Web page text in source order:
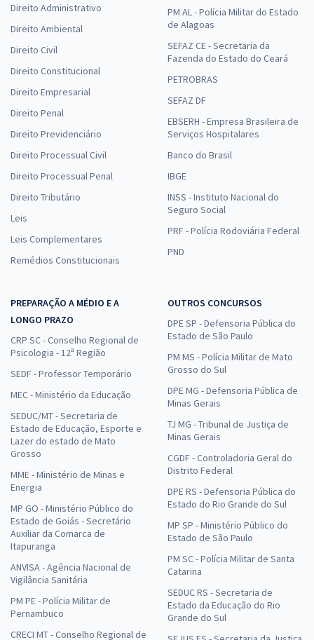
Direito Administrativo
Direito Ambiental
Direito Civil
Direito Constitucional
Direito Empresarial
Direito Penal
Direito Previdenciário
Direito Processual Civil
Direito Processual Penal
Direito Tributário
Leis
Leis Complementares
Remédios Constitucionais
PM AL - Polícia Militar do Estado
de Alagoas
SEFAZ CE - Secretaria da
Fazenda do Estado do Ceará
PETROBRAS
SEFAZ DF
EBSERH - Empresa Brasileira de
Serviços Hospitalares
Banco do Brasil
IBGE
INSS - Instituto Nacional do
Seguro Social
PRF - Polícia Rodoviária Federal
PND
PREPARAÇÃO A MÉDIO E A
LONGO PRAZO
CRP SC - Conselho Regional de
Psicologia - 12ª Região
SEDF - Professor Temporário
MEC - Ministério da Educação
SEDUC/MT - Secretaria de
Estado de Educação, Esporte e
Lazer do estado de Mato
Grosso
MME - Ministério de Minas e
Energia
MP GO - Ministério Público do
Estado de Goiás - Secretário
Auxiliar da Comarca de
Itapuranga
ANVISA - Agência Nacional de
Vigilância Sanitária
PM PE - Polícia Militar de
Pernambuco
CRECI MT - Conselho Regional de
OUTROS CONCURSOS
DPE SP - Defensoria Pública do
Estado de São Paulo
PM MS - Polícia Militar de Mato
Grosso do Sul
DPE MG - Defensoria Pública de
Minas Gerais
TJ MG - Tribunal de Justiça de
Minas Gerais
CGDF - Controladoria Geral do
Distrito Federal
DPE RS - Defensoria Pública do
Estado do Rio Grande do Sul
MP SP - Ministério Público do
Estado de São Paulo
PM SC - Polícia Militar de Santa
Catarina
SEDUC RS - Secretaria de
Estado da Educação do Rio
Grande do Sul